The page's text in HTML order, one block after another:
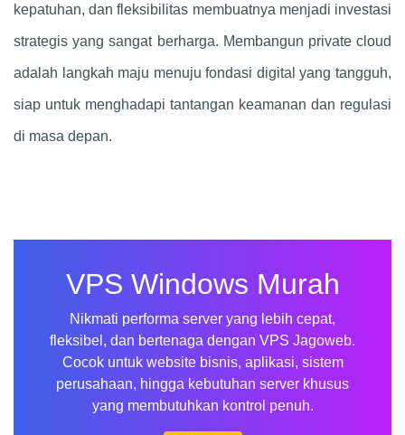
kepatuhan, dan fleksibilitas membuatnya menjadi investasi
strategis yang sangat berharga. Membangun private cloud
adalah langkah maju menuju fondasi digital yang tangguh,
siap untuk menghadapi tantangan keamanan dan regulasi
di masa depan.
VPS Windows Murah
Nikmati performa server yang lebih cepat,
fleksibel, dan bertenaga dengan VPS Jagoweb.
Cocok untuk website bisnis, aplikasi, sistem
perusahaan, hingga kebutuhan server khusus
yang membutuhkan kontrol penuh.